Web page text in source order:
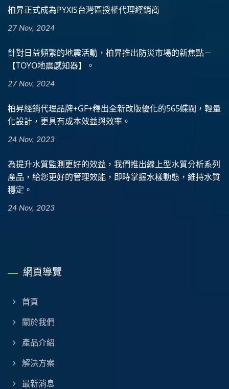
柏昇正式成為PYXIS台灣區授權代理經銷商
27 Nov, 2024
針對日益頻繁的地震活動，柏昇推出防災市場的新焦點－
【TOYO地震感知器】。
27 Nov, 2024
柏昇經銷代理品牌+GF+釋出全新改版優化的565蝶閥，輕量
化設計，更具有成本效益與效率。
24 Nov, 2023
為提升水質監測更好的效益，我們推出線上型水質分析系列
產品，給您更好的管理效能，即時掌握水樣動態，維持水質
穩定。
24 Nov, 2023
網頁導覽
首頁
關於我們
產品介紹
解決方案
最新消息